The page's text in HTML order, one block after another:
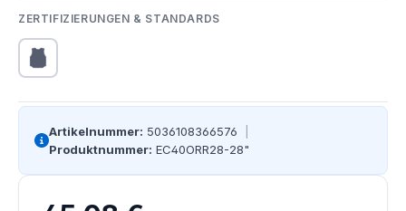
ZERTIFIZIERUNGEN & STANDARDS
Artikelnummer: 5036108366576
Produktnummer: EC40ORR28-28"